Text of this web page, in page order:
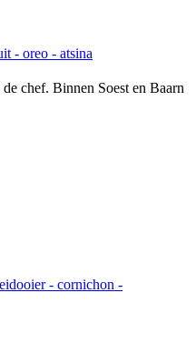
- oreo - atsina
chef. Binnen Soest en Baarn
- cornichon -